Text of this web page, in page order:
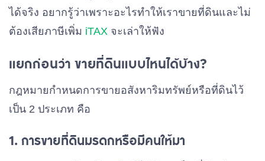
ได้จริง อยากรู้ว่าเพราะอะไรทำให้เราขายที่ดินและไม่
ต้องเสียภาษีเพิ่ม iTAX จะเล่าให้ฟัง
แยกก่อนว่า ขายที่ดินแบบไหนได้บ้าง?
กฎหมายกำหนดการขายอสังหาริมทรัพย์หรือที่ดินไว้
เป็น 2 ประเภท คือ
1. การขายที่ดินมรดกหรือมีคนให้มา